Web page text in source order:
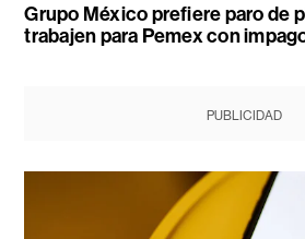
Grupo México prefiere paro de
trabajen para Pemex con
PUBLICIDAD